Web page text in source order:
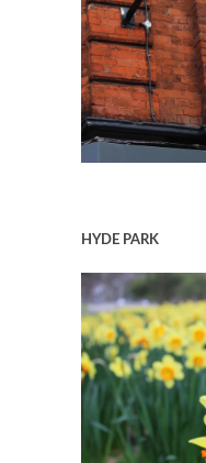
HYDE PARK